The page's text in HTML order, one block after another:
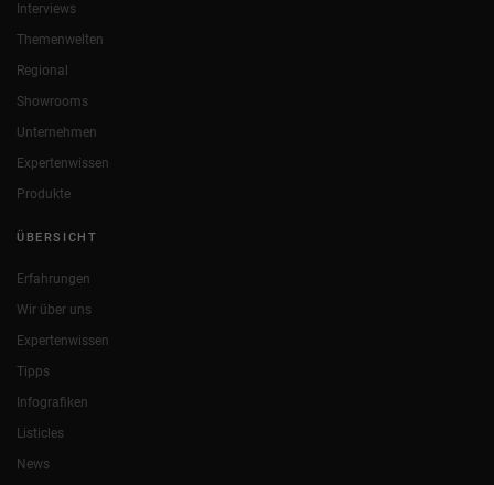
Interviews
Themenwelten
Regional
Showrooms
Unternehmen
Expertenwissen
Produkte
ÜBERSICHT
Erfahrungen
Wir über uns
Expertenwissen
Tipps
Infografiken
Listicles
News